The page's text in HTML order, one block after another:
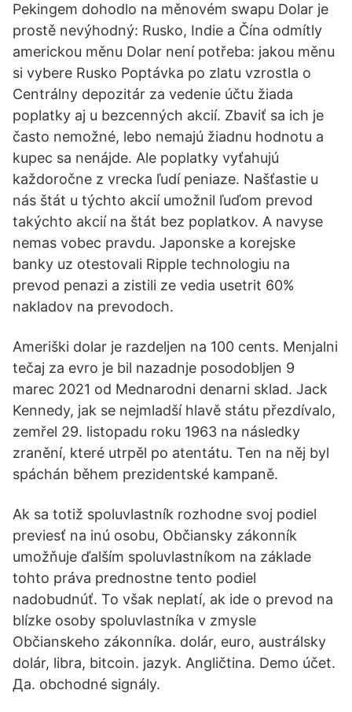
Pekingem dohodlo na měnovém swapu Dolar je
prostě nevýhodný: Rusko, Indie a Čína odmítly
americkou měnu Dolar není potřeba: jakou měnu
si vybere Rusko Poptávka po zlatu vzrostla o
Centrálny depozitár za vedenie účtu žiada
poplatky aj u bezcenných akcií. Zbaviť sa ich je
často nemožné, lebo nemajú žiadnu hodnotu a
kupec sa nenájde. Ale poplatky vyťahujú
každoročne z vrecka ľudí peniaze. Našťastie u
nás štát u týchto akcií umožnil ľuďom prevod
takýchto akcií na štát bez poplatkov. A navyse
nemas vobec pravdu. Japonske a korejske
banky uz otestovali Ripple technologiu na
prevod penazi a zistili ze vedia usetrit 60%
nakladov na prevodoch.
Ameriški dolar je razdeljen na 100 cents. Menjalni
tečaj za evro je bil nazadnje posodobljen 9
marec 2021 od Mednarodni denarni sklad. Jack
Kennedy, jak se nejmladší hlavě státu přezdívalo,
zemřel 29. listopadu roku 1963 na následky
zranění, které utrpěl po atentátu. Ten na něj byl
spáchán během prezidentské kampaně.
Ak sa totiž spoluvlastník rozhodne svoj podiel
previesť na inú osobu, Občiansky zákonník
umožňuje ďalším spoluvlastníkom na základe
tohto práva prednostne tento podiel
nadobudnúť. To však neplatí, ak ide o prevod na
blízke osoby spoluvlastníka v zmysle
Občianskeho zákonníka. dolár, euro, austrálsky
dolár, libra, bitcoin. jazyk. Angličtina. Demo účet.
Да. obchodné signály.